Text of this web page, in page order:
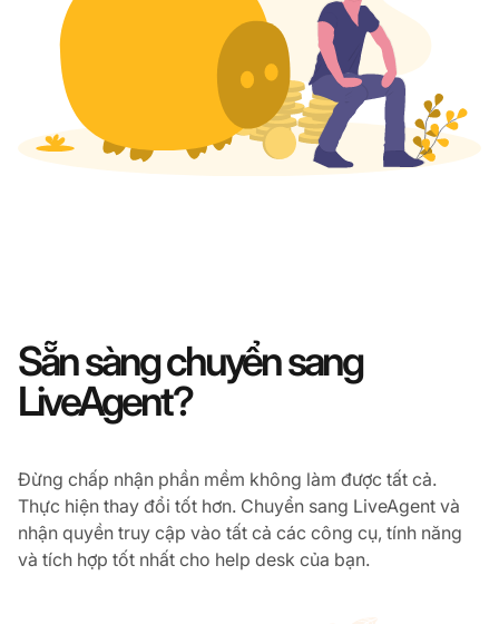
Sẵn sàng chuyển sang
LiveAgent?
Đừng chấp nhận phần mềm không làm được tất cả.
Thực hiện thay đổi tốt hơn. Chuyển sang LiveAgent và
nhận quyền truy cập vào tất cả các công cụ, tính năng
và tích hợp tốt nhất cho help desk của bạn.